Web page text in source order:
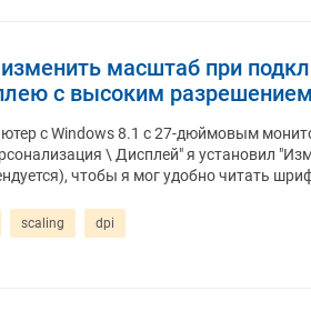
масштаб при
с высоким разрешением
с Windows 8.1 с 27-дюймовым
\ Дисплей" я установил
чтобы я мог удобно читать
scaling dpi